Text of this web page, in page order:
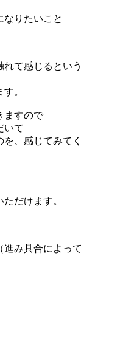
なりたいこと
れて感じるという
。
ますので
いて
、感じてみてく
だけます。
進み具合によって